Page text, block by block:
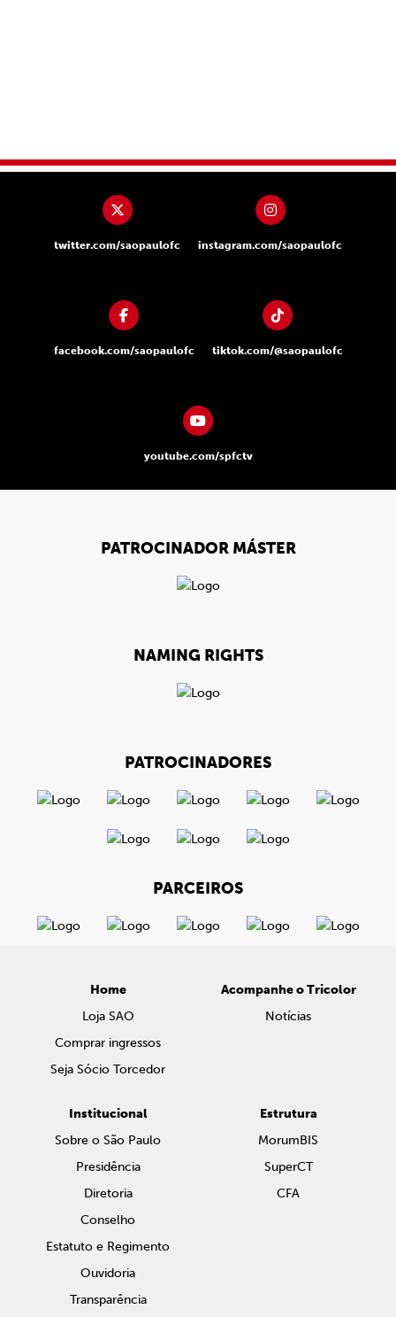
twitter.com/saopaulofc instagram.com/saopaulofc
facebook.com/saopaulofc tiktok.com/@saopaulofc
youtube.com/spfctv
PATROCINADOR MÁSTER
NAMING RIGHTS
PATROCINADORES
PARCEIROS
Home
Loja SAO
Comprar ingressos
Seja Sócio Torcedor
Acompanhe o Tricolor
Notícias
Institucional
Sobre o São Paulo
Presidência
Diretoria
Conselho
Estatuto e Regimento
Ouvidoria
Transparência
Estrutura
MorumBIS
SuperCT
CFA